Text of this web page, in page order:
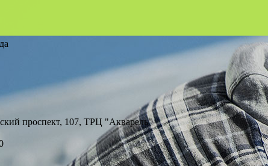
проспект, 107, ТРЦ "Акварель"